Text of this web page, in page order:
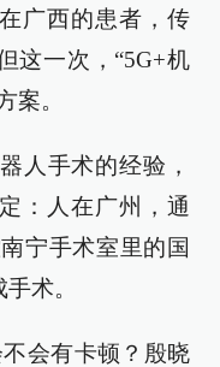
广西的患者，传
这一次，“5G+机
案。
人手术的经验，
：人在广州，通
宁手术室里的国
术。
会有卡顿？殷晓